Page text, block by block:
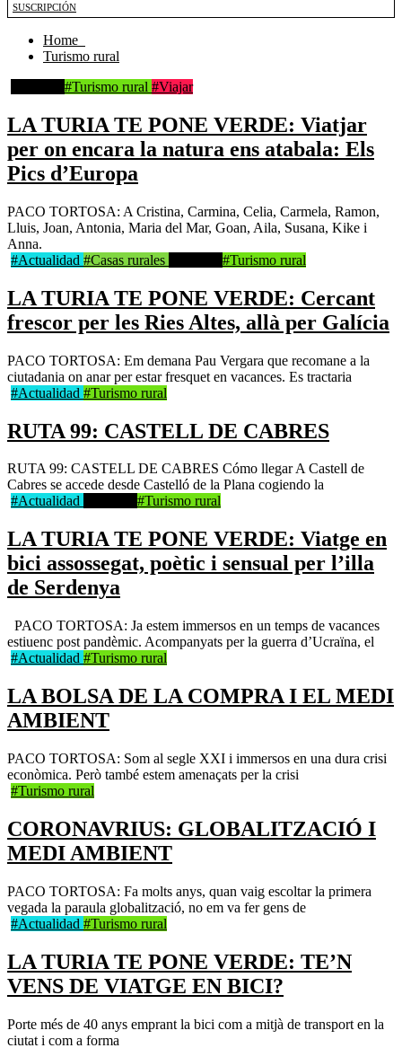
SUSCRIPCIÓN
Home
Turismo rural
#Turismo rural #Viajar
LA TURIA TE PONE VERDE: Viatjar
per on encara la natura ens atabala: Els
Pics d’Europa
PACO TORTOSA: A Cristina, Carmina, Celia, Carmela, Ramon,
Lluis, Joan, Antonia, Maria del Mar, Goan, Aila, Susana, Kike i
Anna.
#Actualidad #Casas rurales #Turismo rural
LA TURIA TE PONE VERDE: Cercant
frescor per les Ries Altes, allà per Galícia
PACO TORTOSA: Em demana Pau Vergara que recomane a la
ciutadania on anar per estar fresquet en vacances. Es tractaria
#Actualidad #Turismo rural
RUTA 99: CASTELL DE CABRES
RUTA 99: CASTELL DE CABRES Cómo llegar A Castell de
Cabres se accede desde Castelló de la Plana cogiendo la
#Actualidad
#Turismo rural
LA TURIA TE PONE VERDE: Viatge en
bici assossegat, poètic i sensual per l’illa
de Serdenya
PACO TORTOSA: Ja estem immersos en un temps de vacances
estiuenc post pandèmic. Acompanyats per la guerra d’Ucraïna, el
#Actualidad #Turismo rural
LA BOLSA DE LA COMPRA I EL MEDI
AMBIENT
PACO TORTOSA: Som al segle XXI i immersos en una dura crisi
econòmica. Però també estem amenaçats per la crisi
#Turismo rural
CORONAVRIUS: GLOBALITZACIÓ I
MEDI AMBIENT
PACO TORTOSA: Fa molts anys, quan vaig escoltar la primera
vegada la paraula globalització, no em va fer gens de
#Actualidad #Turismo rural
LA TURIA TE PONE VERDE: TE’N
VENS DE VIATGE EN BICI?
Porte més de 40 anys emprant la bici com a mitjà de transport en la
ciutat i com a forma